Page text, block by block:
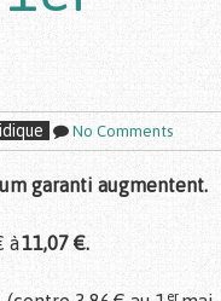
No Comments
garanti augmentent.
à11,07 €.
er